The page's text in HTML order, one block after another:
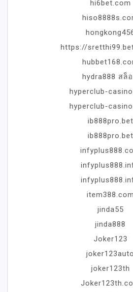
hi6bet.com
https://
hydra888 สล็
hyperclub-
hyperclub-
ib888pro.bet
ib888pro.bet
item388.com
jinda55
jinda888
Joker123
joker123auto
joker123th